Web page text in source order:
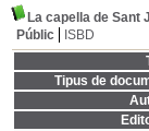
La capella de Sant
Públic
ISBD
Tipus de